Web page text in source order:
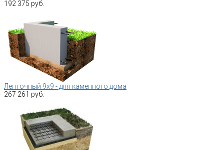
192 375 руб.
Ленточный 9х9 - для каменного дома
267 261 руб.